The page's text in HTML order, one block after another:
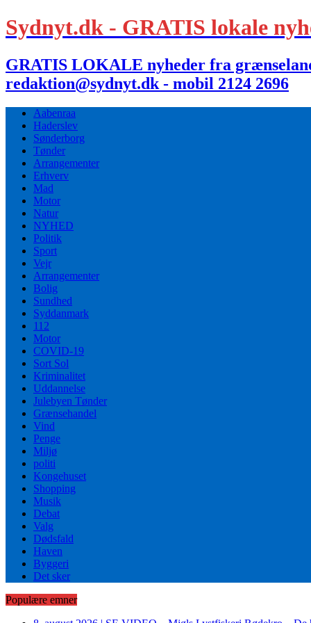
Sydnyt.dk - GRATIS lokale
GRATIS LOKALE nyheder fra
redaktion@sydnyt.dk - mobil 2124 2696
Aabenraa
Haderslev
Sønderborg
Tønder
Arrangementer
Erhverv
Mad
Motor
Natur
NYHED
Politik
Sport
Vejr
Arrangementer
Bolig
Sundhed
Syddanmark
112
Motor
COVID-19
Sort Sol
Kriminalitet
Uddannelse
Julebyen Tønder
Grænsehandel
Vind
Penge
Miljø
politi
Kongehuset
Shopping
Musik
Debat
Valg
Dødsfald
Haven
Byggeri
Det sker
Populære emner